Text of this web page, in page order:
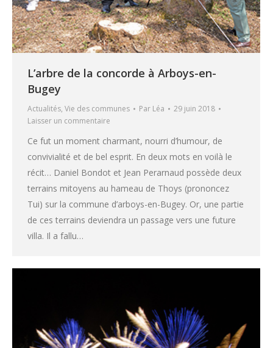
L’arbre de la concorde à Arboys-en-
Bugey
Actualités, Vie des communes Par Léa
29 juin 2018
Laisser un commentaire
Ce fut un moment charmant, nourri d’humour, de
convivialité et de bel esprit. En deux mots en voilà le
récit… Daniel Bondot et Jean Perarnaud possède deux
terrains mitoyens au hameau de Thoys (prononcez
Tui) sur la commune d’arboys-en-Bugey. Or, une partie
de ces terrains deviendra un passage vers une future
villa. Il a fallu…